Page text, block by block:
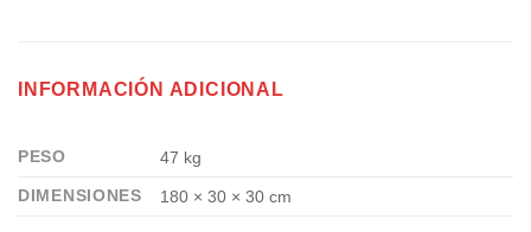
INFORMACIÓN ADICIONAL
PESO
47 kg
DIMENSIONES
180 × 30 × 30 cm